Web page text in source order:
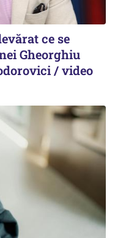
ce se
Gheorghiu
/ video